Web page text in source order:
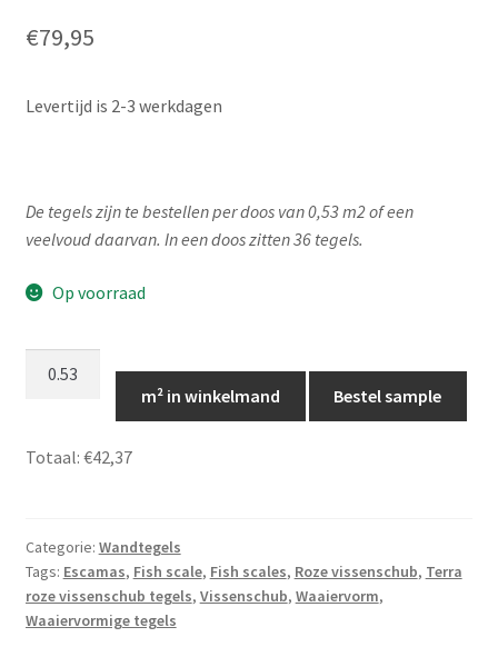
€79,95
Levertijd is 2-3 werkdagen
De tegels zijn te bestellen per doos van 0,53 m2 of een
veelvoud daarvan. In een doos zitten 36 tegels.
Op voorraad
m² in winkelmand Bestel sample
Totaal: €42,37
Categorie: Wandtegels
Tags: Escamas, Fish scale, Fish scales, Roze vissenschub, Terra
roze vissenschub tegels, Vissenschub, Waaiervorm,
Waaiervormige tegels